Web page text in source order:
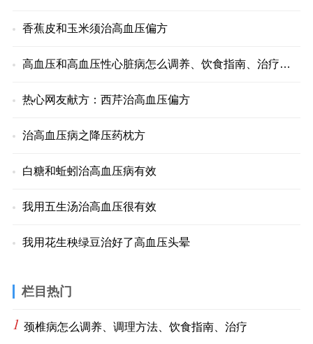
香蕉皮和玉米须治高血压偏方
高血压和高血压性心脏病怎么调养、饮食指南、治疗方法
热心网友献方：西芹治高血压偏方
治高血压病之降压药枕方
白糖和蚯蚓治高血压病有效
我用五生汤治高血压很有效
我用花生秧绿豆治好了高血压头晕
栏目热门
1 颈椎病怎么调养、调理方法、饮食指南、治疗